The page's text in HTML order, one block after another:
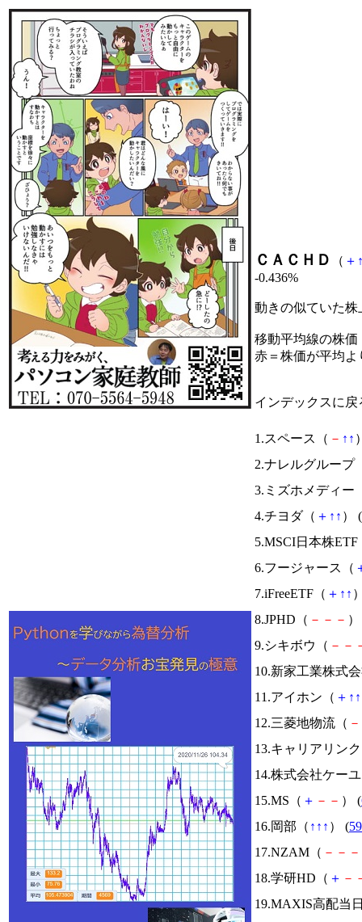
ＣＡＣＨＤ （ ＋
-0.436%
動きの似ていた
移動平均線の株価
赤＝株価が平均
インデックスに戻
1.スペース（ － ↑ ↑
2.ナレルグループ
3.ミズホメディー
4.チヨダ（ ＋ ↑ ↑ ） (
5.MSCI日本株ETF
6.フージャース（
7.iFreeETF（ ＋ ↑ ↑
8.JPHD（ － － －
9.シキボウ（ － －
10.新家工業株式
11.アイホン（ ＋ ↑ ↑
12.三菱地物流（ －
13.キャリアリン
14.株式会社ケー
15.MS（ ＋ － － ） (
16.岡部（ ↑ ↑ ↑ ） (
17.NZAM（ － － －
18.学研HD（ ＋ －
19.MAXIS高配当